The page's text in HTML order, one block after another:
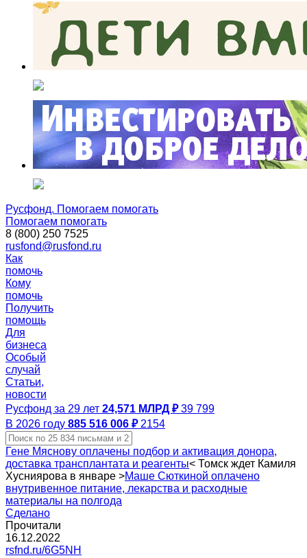
Русфонд. Помогаем помогать
Помогаем помогать
8 (800) 250 7525
rusfond@rusfond.ru
Как
помочь
Кому
помочь
Получить
помощь
Для
бизнеса
Особый
случай
Статьи,
новости
Русфонд за 29 лет 24,571 МЛРД ₽ 39 799
В 2026 году 885 516 006 ₽ 2154
Гене Мяснову оплачены подбор и активация донора,
доставка трансплантата и реагенты< Томск ждет Камиля
Хусниярова в январе >Маше Сюткиной оплачено
внутривенное питание, лекарства и расходные
материалы на полгода
Сделано
Прочитали
16.12.2022
rsfnd.ru/6G5NH